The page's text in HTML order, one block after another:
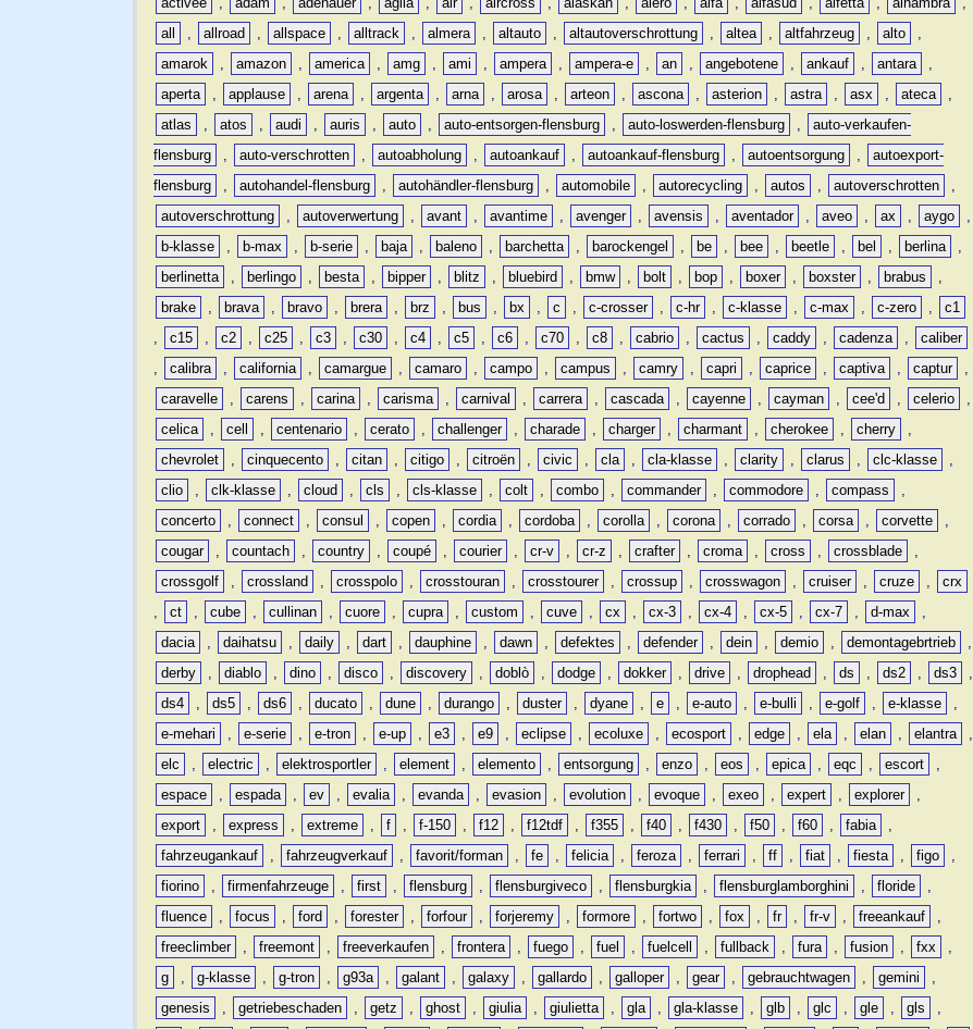
all
, allroad , allspace , alltrack , almera , altauto , altautoverschrottung , altea , altfahrzeug , alto
,
amarok
, amazon , america , amg , ami , ampera , ampera-e , an , angebotene , ankauf , antara
,
aperta
, applause , arena , argenta , arna , arosa , arteon , ascona , asterion , astra , asx , ateca
,
atlas
, atos , audi , auris , auto , auto-entsorgen-flensburg , auto-loswerden-flensburg ,
auto-verkaufen-
flensburg
, auto-verschrotten , autoabholung , autoankauf , autoankauf-flensburg , autoentsorgung ,
autoexport-
flensburg
, autohandel-flensburg , autohändler-flensburg , automobile , autorecycling , autos , autoverschrotten
,
autoverschrottung
, autoverwertung , avant , avantime , avenger , avensis , aventador , aveo , ax , aygo
,
b-klasse
, b-max , b-serie , baja , baleno , barchetta , barockengel , be , bee , beetle , bel , berlina
,
berlinetta
, berlingo , besta , bipper , blitz , bluebird , bmw , bolt , bop , boxer , boxster , brabus
,
brake
, brava , bravo , brera , brz , bus , bx , c , c-crosser , c-hr , c-klasse , c-max , c-zero ,
c1
,
c15 , c2 , c25 , c3 , c30 , c4 , c5 , c6 , c70 , c8 , cabrio , cactus , caddy , cadenza ,
caliber
,
calibra , california , camargue , camaro , campo , campus , camry , capri , caprice , captiva , captur
,
caravelle
, carens , carina , carisma , carnival , carrera , cascada , cayenne , cayman , cee'd , celerio
,
celica
, cell , centenario , cerato , challenger , charade , charger , charmant , cherokee , cherry
,
chevrolet
, cinquecento , citan , citigo , citroën , civic , cla , cla-klasse , clarity , clarus , clc-klasse
,
clio
, clk-klasse , cloud , cls , cls-klasse , colt , combo , commander , commodore , compass
,
concerto
, connect , consul , copen , cordia , cordoba , corolla , corona , corrado , corsa , corvette
,
cougar
, countach , country , coupé , courier , cr-v , cr-z , crafter , croma , cross , crossblade
,
crossgolf
, crossland , crosspolo , crosstouran , crosstourer , crossup , crosswagon , cruiser , cruze ,
crx
,
ct , cube , cullinan , cuore , cupra , custom , cuve , cx , cx-3 , cx-4 , cx-5 , cx-7 , d-max
,
dacia
, daihatsu , daily , dart , dauphine , dawn , defektes , defender , dein , demio , demontagebrtrieb
,
derby
, diablo , dino , disco , discovery , doblò , dodge , dokker , drive , drophead , ds , ds2 , ds3
,
ds4
, ds5 , ds6 , ducato , dune , durango , duster , dyane , e , e-auto , e-bulli , e-golf , e-klasse
,
e-mehari
, e-serie , e-tron , e-up , e3 , e9 , eclipse , ecoluxe , ecosport , edge , ela , elan , elantra
,
elc
, electric , elektrosportler , element , elemento , entsorgung , enzo , eos , epica , eqc , escort
,
espace
, espada , ev , evalia , evanda , evasion , evolution , evoque , exeo , expert , explorer
,
export
, express , extreme , f , f-150 , f12 , f12tdf , f355 , f40 , f430 , f50 , f60 , fabia
,
fahrzeugankauf
, fahrzeugverkauf , favorit/forman , fe , felicia , feroza , ferrari , ff , fiat , fiesta , figo
,
fiorino
, firmenfahrzeuge , first , flensburg , flensburgiveco , flensburgkia , flensburglamborghini , floride
,
fluence
, focus , ford , forester , forfour , forjeremy , formore , fortwo , fox , fr , fr-v , freeankauf
,
freeclimber
, freemont , freeverkaufen , frontera , fuego , fuel , fuelcell , fullback , fura , fusion , fxx
,
g
, g-klasse , g-tron , g93a , galant , galaxy , gallardo , galloper , gear , gebrauchtwagen , gemini
,
genesis
, getriebeschaden , getz , ghost , giulia , giulietta , gla , gla-klasse , glb , glc , gle , gls
,